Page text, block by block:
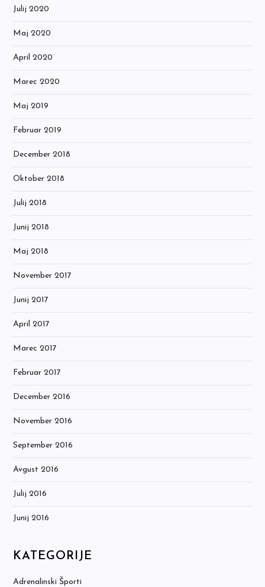
Julij 2020
Maj 2020
April 2020
Marec 2020
Maj 2019
Februar 2019
December 2018
Oktober 2018
Julij 2018
Junij 2018
Maj 2018
November 2017
Junij 2017
April 2017
Marec 2017
Februar 2017
December 2016
November 2016
September 2016
Avgust 2016
Julij 2016
Junij 2016
KATEGORIJE
Adrenalinski Športi